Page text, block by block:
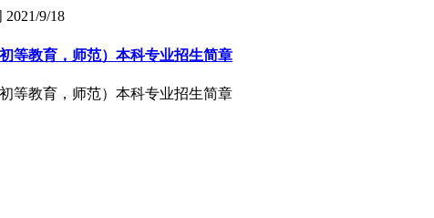
2021/9/18
等教育，师范）本科专业招生简章
等教育，师范）本科专业招生简章